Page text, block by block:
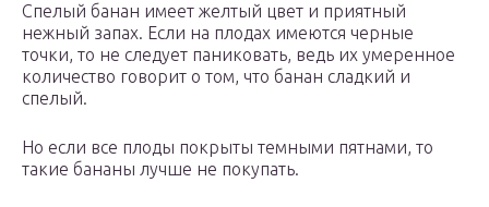
Спелый банан имеет желтый цвет и приятный
нежный запах. Если на плодах имеются черные
точки, то не следует паниковать, ведь их умеренное
количество говорит о том, что банан сладкий и
спелый.
Но если все плоды покрыты темными пятнами, то
такие бананы лучше не покупать.